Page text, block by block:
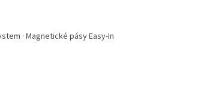
· Magnetické pásy Easy-In